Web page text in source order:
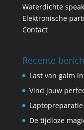
Waterdichte
Elektronische
Contact
Recente
Last van galm
Vind jouw
De tijdloze